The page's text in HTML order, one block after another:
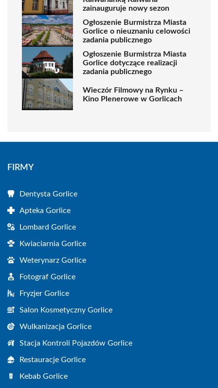
zainauguruje nowy sezon
Ogłoszenie Burmistrza Miasta
Gorlice o nieuznaniu celowości
zadania publicznego
Ogłoszenie Burmistrza Miasta
Gorlice dotyczące realizacji
zadania publicznego
Wieczór Filmowy na Rynku –
Kino Plenerowe w Gorlicach
FIRMY
Dentysta Gorlice
Apteka Gorlice
Lombard Gorlice
Kwiaciarnia Gorlice
Weterynarz Gorlice
Fotograf Gorlice
Fryzjer Gorlice
Salon Kosmetyczny Gorlice
Wulkanizacja Gorlice
Stacja Kontroli Pojazdów Gorlice
Restauracje Gorlice
Kebab Gorlice